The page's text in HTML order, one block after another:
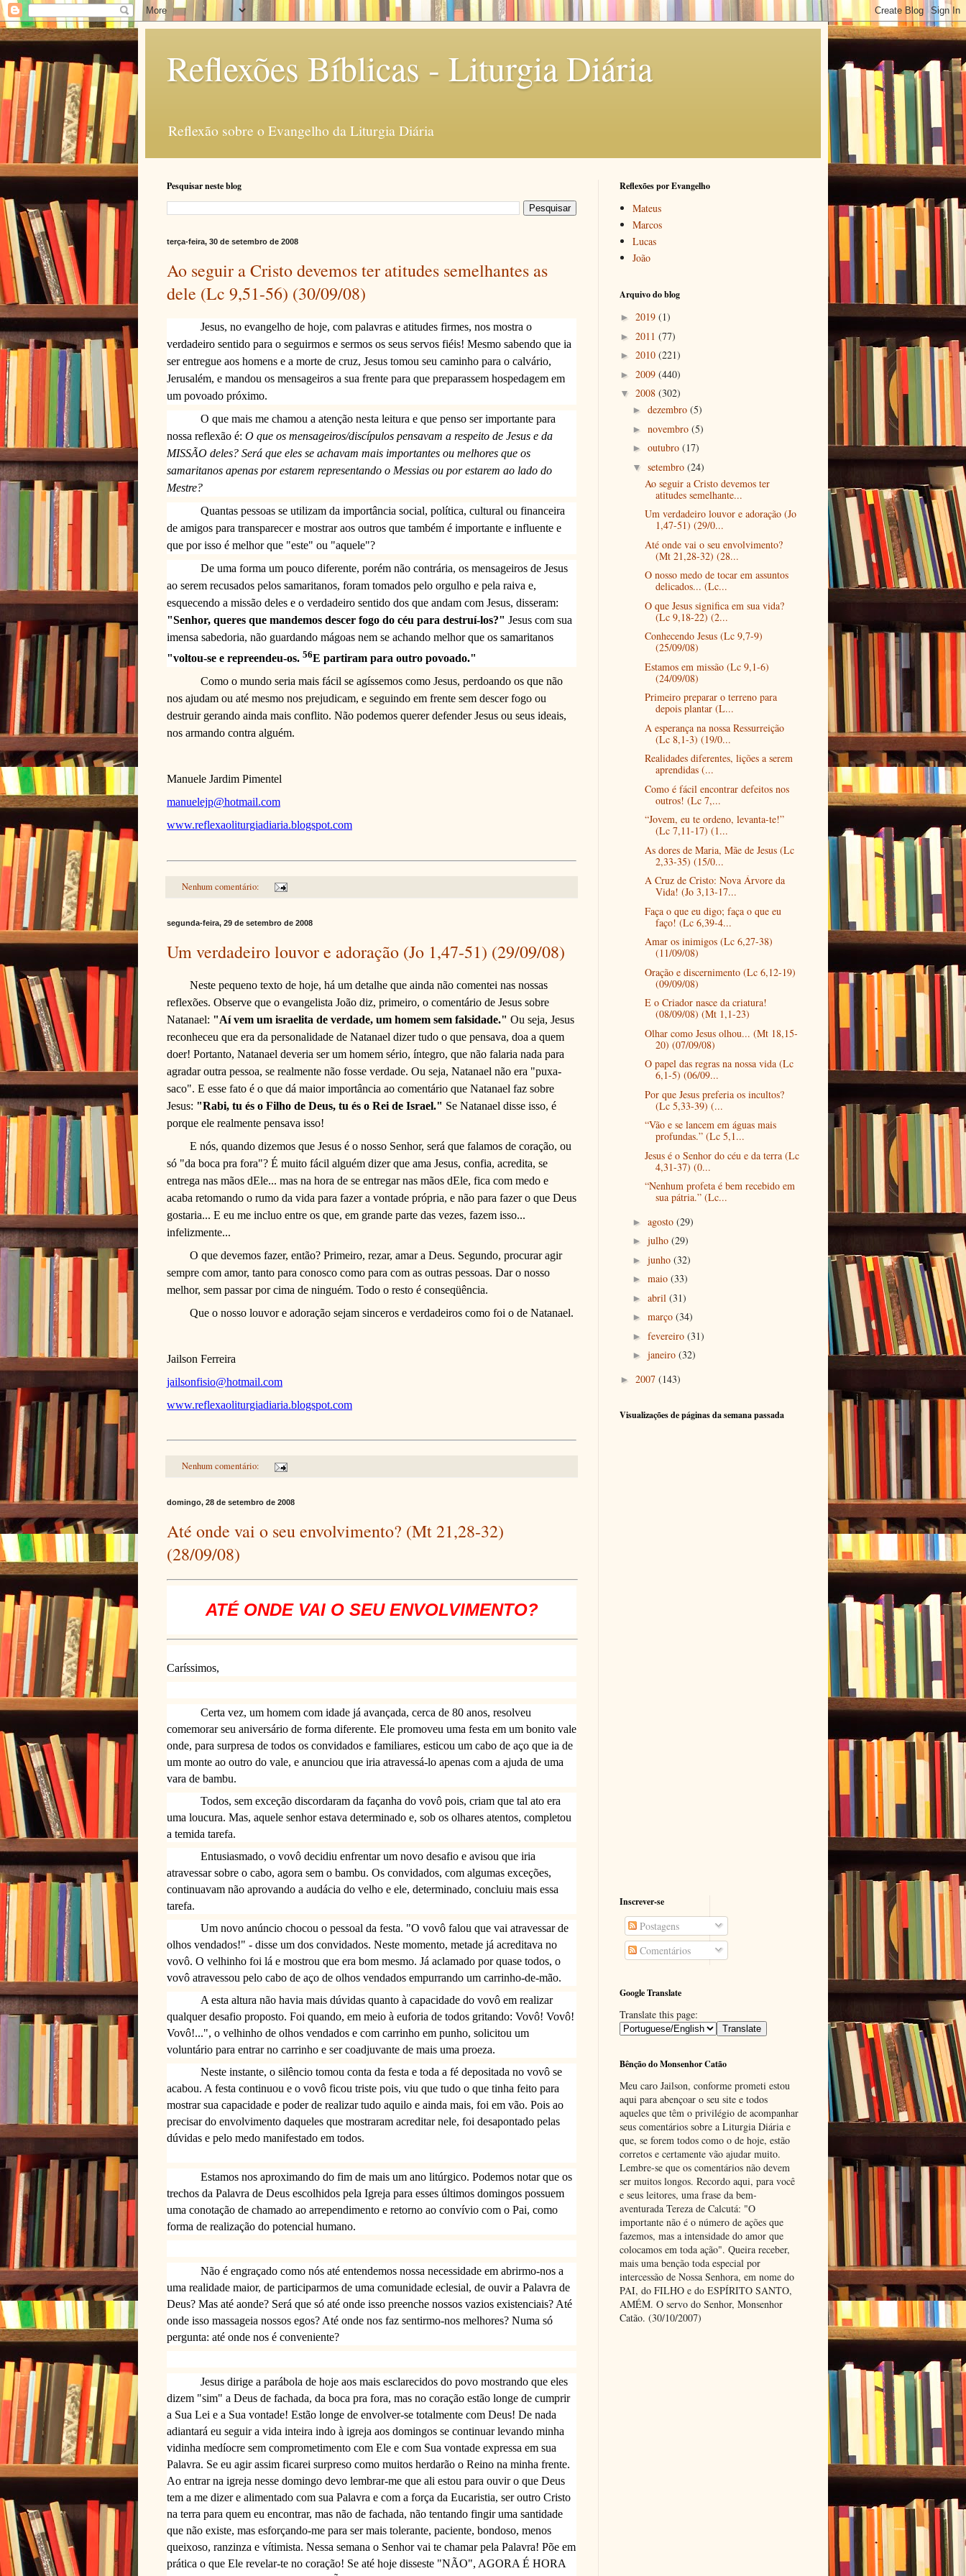
Reflexões Bíblicas - Liturgia Diária
Reflexão sobre o Evangelho da Liturgia Diária
Pesquisar neste blog
terça-feira, 30 de setembro de 2008
Ao seguir a Cristo devemos ter atitudes semelhantes as
dele (Lc 9,51-56) (30/09/08)
Jesus, no evangelho de hoje, com palavras e atitudes firmes, nos mostra o
verdadeiro sentido para o seguirmos e sermos os seus servos fiéis! Mesmo sabendo que ia
ser entregue aos homens e a morte de cruz, Jesus tomou seu caminho para o calvário,
Jerusalém, e mandou os mensageiros a sua frente para que preparassem hospedagem em
um povoado próximo.
O que mais me chamou a atenção nesta leitura e que penso ser importante para
nossa reflexão é: O que os mensageiros/discípulos pensavam a respeito de Jesus e da
MISSÃO deles? Será que eles se achavam mais importantes ou melhores que os
samaritanos apenas por estarem representando o Messias ou por estarem ao lado do
Mestre?
Quantas pessoas se utilizam da importância social, política, cultural ou financeira
de amigos para transparecer e mostrar aos outros que também é importante e influente e
que por isso é melhor que "este" ou "aquele"?
De uma forma um pouco diferente, porém não contrária, os mensageiros de Jesus
ao serem recusados pelos samaritanos, foram tomados pelo orgulho e pela raiva e,
esquecendo a missão deles e o verdadeiro sentido dos que andam com Jesus, disseram:
"Senhor, queres que mandemos descer fogo do céu para destruí-los?" Jesus com sua
imensa sabedoria, não guardando mágoas nem se achando melhor que os samaritanos
"voltou-se e repreendeu-os. 56E partiram para outro povoado."
Como o mundo seria mais fácil se agíssemos como Jesus, perdoando os que não
nos ajudam ou até mesmo nos prejudicam, e seguindo em frente sem descer fogo ou
destruir gerando ainda mais conflito. Não podemos querer defender Jesus ou seus ideais,
nos armando contra alguém.
Manuele Jardim Pimentel
manuelejp@hotmail.com
www.reflexaoliturgiadiaria.blogspot.com
Nenhum comentário:
segunda-feira, 29 de setembro de 2008
Um verdadeiro louvor e adoração (Jo 1,47-51) (29/09/08)
Neste pequeno texto de hoje, há um detalhe que ainda não comentei nas nossas
reflexões. Observe que o evangelista João diz, primeiro, o comentário de Jesus sobre
Natanael: "Aí vem um israelita de verdade, um homem sem falsidade." Ou seja, Jesus
reconheceu que era da personalidade de Natanael dizer tudo o que pensava, doa a quem
doer! Portanto, Natanael deveria ser um homem sério, íntegro, que não falaria nada para
agradar outra pessoa, se realmente não fosse verdade. Ou seja, Natanael não era "puxa-
saco". E esse fato é o que dá maior importância ao comentário que Natanael faz sobre
Jesus: "Rabi, tu és o Filho de Deus, tu és o Rei de Israel." Se Natanael disse isso, é
porque ele realmente pensava isso!
E nós, quando dizemos que Jesus é o nosso Senhor, será que falamos de coração, ou
só "da boca pra fora"? É muito fácil alguém dizer que ama Jesus, confia, acredita, se
entrega nas mãos dEle... mas na hora de se entregar nas mãos dEle, fica com medo e
acaba retomando o rumo da vida para fazer a vontade própria, e não para fazer o que Deus
gostaria... E eu me incluo entre os que, em grande parte das vezes, fazem isso...
infelizmente...
O que devemos fazer, então? Primeiro, rezar, amar a Deus. Segundo, procurar agir
sempre com amor, tanto para conosco como para com as outras pessoas. Dar o nosso
melhor, sem passar por cima de ninguém. Todo o resto é conseqüência.
Que o nosso louvor e adoração sejam sinceros e verdadeiros como foi o de Natanael.
Jailson Ferreira
jailsonfisio@hotmail.com
www.reflexaoliturgiadiaria.blogspot.com
Nenhum comentário:
domingo, 28 de setembro de 2008
Até onde vai o seu envolvimento? (Mt 21,28-32)
(28/09/08)
ATÉ ONDE VAI O SEU ENVOLVIMENTO?
Caríssimos,
Certa vez, um homem com idade já avançada, cerca de 80 anos, resolveu
comemorar seu aniversário de forma diferente. Ele promoveu uma festa em um bonito vale
onde, para surpresa de todos os convidados e familiares, esticou um cabo de aço que ia de
um monte ao outro do vale, e anunciou que iria atravessá-lo apenas com a ajuda de uma
vara de bambu.
Todos, sem exceção discordaram da façanha do vovô pois, criam que tal ato era
uma loucura. Mas, aquele senhor estava determinado e, sob os olhares atentos, completou
a temida tarefa.
Entusiasmado, o vovô decidiu enfrentar um novo desafio e avisou que iria
atravessar sobre o cabo, agora sem o bambu. Os convidados, com algumas exceções,
continuavam não aprovando a audácia do velho e ele, determinado, concluiu mais essa
tarefa.
Um novo anúncio chocou o pessoal da festa. "O vovô falou que vai atravessar de
olhos vendados!" - disse um dos convidados. Neste momento, metade já acreditava no
vovô. O velhinho foi lá e mostrou que era bom mesmo. Já aclamado por quase todos, o
vovô atravessou pelo cabo de aço de olhos vendados empurrando um carrinho-de-mão.
A esta altura não havia mais dúvidas quanto à capacidade do vovô em realizar
qualquer desafio proposto. Foi quando, em meio à euforia de todos gritando: Vovô! Vovô!
Vovô!...", o velhinho de olhos vendados e com carrinho em punho, solicitou um
voluntário para entrar no carrinho e ser coadjuvante de mais uma proeza.
Neste instante, o silêncio tomou conta da festa e toda a fé depositada no vovô se
acabou. A festa continuou e o vovô ficou triste pois, viu que tudo o que tinha feito para
mostrar sua capacidade e poder de realizar tudo aquilo e ainda mais, foi em vão. Pois ao
precisar do envolvimento daqueles que mostraram acreditar nele, foi desapontado pelas
dúvidas e pelo medo manifestado em todos.
Estamos nos aproximando do fim de mais um ano litúrgico. Podemos notar que os
trechos da Palavra de Deus escolhidos pela Igreja para esses últimos domingos possuem
uma conotação de chamado ao arrependimento e retorno ao convívio com o Pai, como
forma de realização do potencial humano.
Não é engraçado como nós até entendemos nossa necessidade em abrirmo-nos a
uma realidade maior, de participarmos de uma comunidade eclesial, de ouvir a Palavra de
Deus? Mas até aonde? Será que só até onde isso preenche nossos vazios existenciais? Até
onde isso massageia nossos egos? Até onde nos faz sentirmo-nos melhores? Numa só
pergunta: até onde nos é conveniente?
Jesus dirige a parábola de hoje aos mais esclarecidos do povo mostrando que eles
dizem "sim" a Deus de fachada, da boca pra fora, mas no coração estão longe de cumprir
a Sua Lei e a Sua vontade! Estão longe de envolver-se totalmente com Deus! De nada
adiantará eu seguir a vida inteira indo à igreja aos domingos se continuar levando minha
vidinha medíocre sem comprometimento com Ele e com Sua vontade expressa em sua
Palavra. Se eu agir assim ficarei surpreso como muitos herdarão o Reino na minha frente.
Ao entrar na igreja nesse domingo devo lembrar-me que ali estou para ouvir o que Deus
tem a me dizer e alimentado com sua Palavra e com a força da Eucaristia, ser outro Cristo
na terra para quem eu encontrar, mas não de fachada, não tentando fingir uma santidade
que não existe, mas esforçando-me para ser mais tolerante, paciente, bondoso, menos
queixoso, ranzinza e vítimista. Nessa semana o Senhor vai te chamar pela Palavra! Põe em
prática o que Ele revelar-te no coração! Se até hoje disseste "NÃO", AGORA É HORA
Reflexões por Evangelho
Mateus
Marcos
Lucas
João
Arquivo do blog
► 2019 (1)
► 2011 (77)
► 2010 (221)
► 2009 (440)
▼ 2008 (302)
► dezembro (5)
► novembro (5)
► outubro (17)
▼ setembro (24)
Ao seguir a Cristo devemos ter
atitudes semelhante...
Um verdadeiro louvor e adoração (Jo
1,47-51) (29/0...
Até onde vai o seu envolvimento?
(Mt 21,28-32) (28...
O nosso medo de tocar em assuntos
delicados... (Lc...
O que Jesus significa em sua vida?
(Lc 9,18-22) (2...
Conhecendo Jesus (Lc 9,7-9)
(25/09/08)
Estamos em missão (Lc 9,1-6)
(24/09/08)
Primeiro preparar o terreno para
depois plantar (L...
A esperança na nossa Ressurreição
(Lc 8,1-3) (19/0...
Realidades diferentes, lições a serem
aprendidas (...
Como é fácil encontrar defeitos nos
outros! (Lc 7,...
“Jovem, eu te ordeno, levanta-te!”
(Lc 7,11-17) (1...
As dores de Maria, Mãe de Jesus (Lc
2,33-35) (15/0...
A Cruz de Cristo: Nova Árvore da
Vida! (Jo 3,13-17...
Faça o que eu digo; faça o que eu
faço! (Lc 6,39-4...
Amar os inimigos (Lc 6,27-38)
(11/09/08)
Oração e discernimento (Lc 6,12-19)
(09/09/08)
E o Criador nasce da criatura!
(08/09/08) (Mt 1,1-23)
Olhar como Jesus olhou... (Mt 18,15-
20) (07/09/08)
O papel das regras na nossa vida (Lc
6,1-5) (06/09...
Por que Jesus preferia os incultos?
(Lc 5,33-39) (...
“Vão e se lancem em águas mais
profundas.” (Lc 5,1...
Jesus é o Senhor do céu e da terra (Lc
4,31-37) (0...
“Nenhum profeta é bem recebido em
sua pátria.” (Lc...
► agosto (29)
► julho (29)
► junho (32)
► maio (33)
► abril (31)
► março (34)
► fevereiro (31)
► janeiro (32)
► 2007 (143)
Visualizações de páginas da semana passada
Inscrever-se
Postagens
Comentários
Google Translate
Translate this page:
Bênção do Monsenhor Catão
Meu caro Jailson, conforme prometi estou
aqui para abençoar o seu site e todos
aqueles que têm o privilégio de acompanhar
seus comentários sobre a Liturgia Diária e
que, se forem todos como o de hoje, estão
corretos e certamente vão ajudar muito.
Lembre-se que os comentários não devem
ser muitos longos. Recordo aqui, para você
e seus leitores, uma frase da bem-
aventurada Tereza de Calcutá: "O
importante não é o número de ações que
fazemos, mas a intensidade do amor que
colocamos em toda ação". Queira receber,
mais uma benção toda especial por
intercessão de Nossa Senhora, em nome do
PAI, do FILHO e do ESPÍRITO SANTO,
AMÉM. O servo do Senhor, Monsenhor
Catão. (30/10/2007)